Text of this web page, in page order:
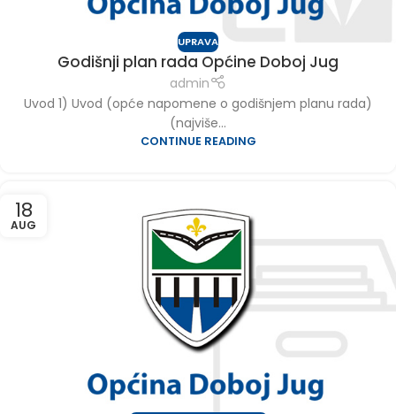
UPRAVA
Godišnji plan rada Općine Doboj Jug
admin
Uvod 1) Uvod (opće napomene o godišnjem planu rada)
(najviše...
CONTINUE READING
18
AUG